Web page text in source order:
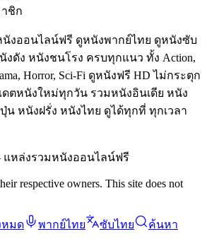
ชิก
งออนไลน์ฟรี ดูหนังพากย์ไทย ดูหนังซับ
ดัง หนังชนโรง ครบทุกแนว ทั้ง Action,
Horror, Sci-Fi ดูหนังฟรี HD ไม่กระตุก
ตหนังใหม่ทุกวัน รวมหนังอินเดีย หนัง
น หนังฝรั่ง หนังไทย ดูได้ทุกที่ ทุกเวลา
แหล่งรวมหนังออนไลน์ฟรี
respective owners. This site does not
หมด พากย์ไทย ซับไทย ค้นหา